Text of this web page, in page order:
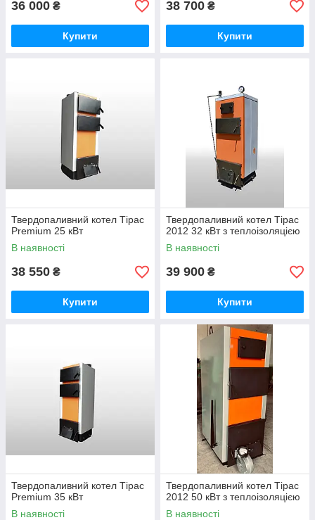
36 000 ₴
Купити
38 700 ₴
Купити
Твердопаливний котел Тірас
Premium 25 кВт
В наявності
38 550 ₴
Купити
Твердопаливний котел Тірас
2012 32 кВт з теплоізоляцією
В наявності
39 900 ₴
Купити
Твердопаливний котел Тірас
Premium 35 кВт
В наявності
Твердопаливний котел Тірас
2012 50 кВт з теплоізоляцією
В наявності